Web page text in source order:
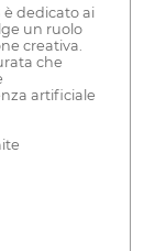
è dedicato ai
un ruolo
creativa.
che
artificiale